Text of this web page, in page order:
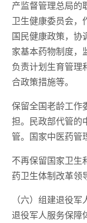
产监督管理总局的
卫生健康委员会，
国民健康政策，协
家基本药物制度，
负责计划生育管理
合政策措施等。
保留全国老龄工作
担。民政部代管的
管。国家中医药管
不再保留国家卫生
药卫生体制改革领
（六）组建退役
退役军人服务保障